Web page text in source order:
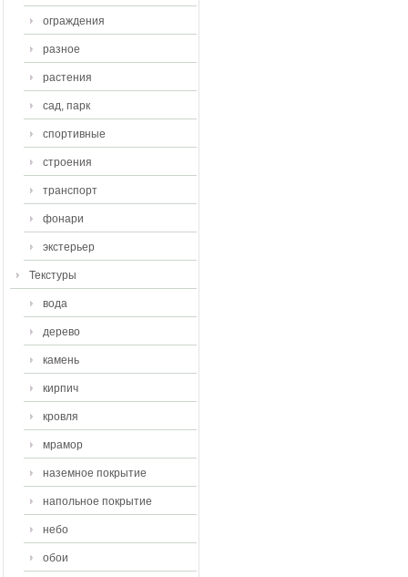
ограждения
разное
растения
сад, парк
спортивные
строения
транспорт
фонари
экстерьер
Текстуры
вода
дерево
камень
кирпич
кровля
мрамор
наземное покрытие
напольное покрытие
небо
обои